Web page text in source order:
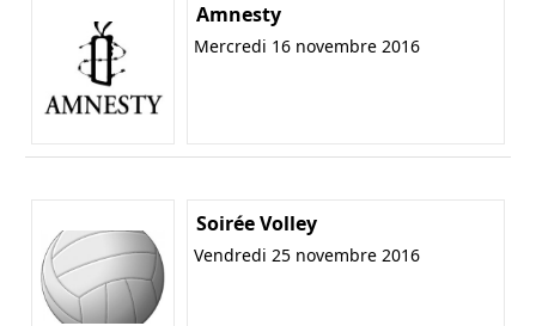
Amnesty
Mercredi 16 novembre 2016
Soirée Volley
Vendredi 25 novembre 2016